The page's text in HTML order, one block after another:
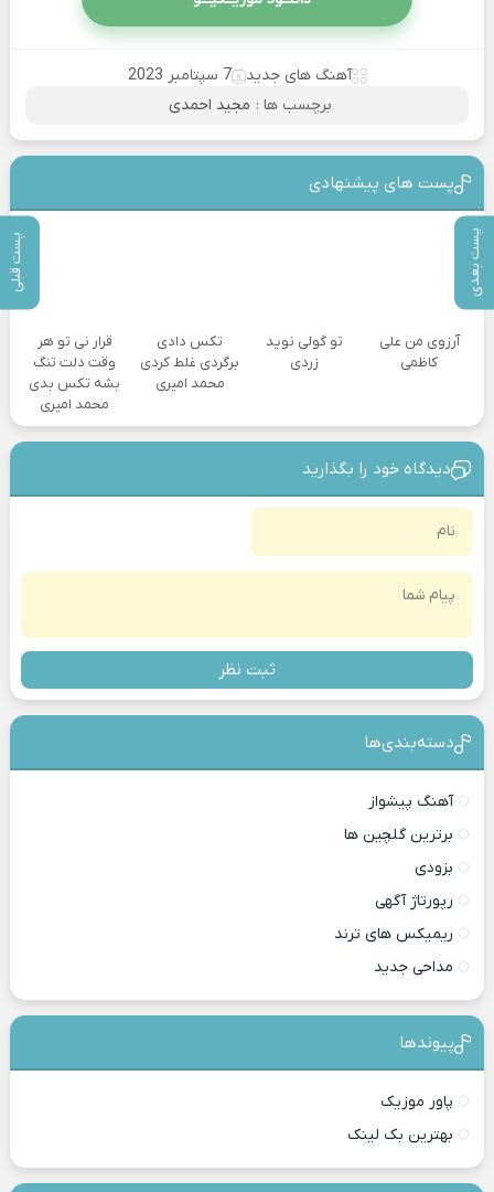
پست بعدی پست قبلی
آهنگ های جدید
7 سپتامبر 2023
برچسب ها : مجید احمدی
پست های پیشنهادی
آرزوی من علی
کاظمی
تو گولی نوید
زردی
تکس دادی
برگردی غلط کردی
محمد امیری
قرار نی تو هر
وقت دلت تنگ
بشه تکس بدی
محمد امیری
دیدگاه خود را بگذارید
ثبت نظر
دسته‌بندی‎‌‌ها
آهنگ پیشواز
برترین گلچین ها
بزودی
رپورتاژ آگهی
ریمیکس های ترند
مداحی جدید
پیوندها
پاور موزیک
بهترین بک لینک